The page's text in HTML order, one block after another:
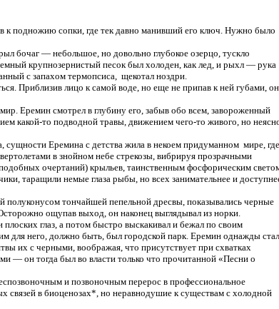
к подножию сопки, где тек давно манивший его ключ. Нужно было
бочаг — небольшое, но довольно глубокое озерцо, тускло
крупнозернистый песок был холоден, как лед, и рыхл — рука
с запахом термопсиса, щекотал ноздри.
Приблизив лицо к самой воде, но еще не припав к ней губами, он
Еремин смотрел в глубину его, забыв обо всем, завороженный
какой-то подводной травы, движением чего-то живого, но
сущности Еремина с детства жила в некоем придуманном мире, где
в знойном небе стрекозы, вибрируя прозрачными
очертаний) крыльев, таинственным фосфорическим
таращили немые глаза рыбы, но всех занимательнее и
полуконусом тончайшей пепельной дресвы, показывались черные
ощупав выход, он наконец выглядывал из норки.
глаз, а потом быстро выскакивал и бежал по своим
для него, должно быть, был городской парк. Еремин однажды стал
их с черными, воображая, что присутствует при схватках
— он тогда был во власти только что прочитанной «Песни о
и позвоночным перерос в профессиональное
связей в биоценозах*, но неравнодушие к существам с холодной